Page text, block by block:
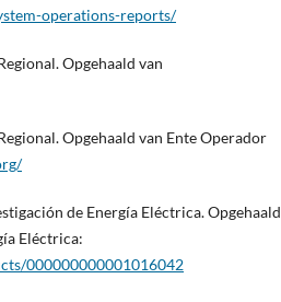
operations-reports/
Opgehaald van
Opgehaald van Ente Operador
de Energía Eléctrica. Opgehaald
Eléctrica:
000000000001016042